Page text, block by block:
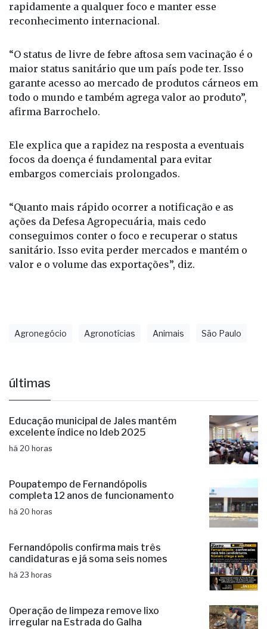
rapidamente a qualquer foco e manter esse
reconhecimento internacional.
“O status de livre de febre aftosa sem vacinação é o
maior status sanitário que um país pode ter. Isso
garante acesso ao mercado de produtos cárneos em
todo o mundo e também agrega valor ao produto”,
afirma Barrochelo.
Ele explica que a rapidez na resposta a eventuais
focos da doença é fundamental para evitar
embargos comerciais prolongados.
“Quanto mais rápido ocorrer a notificação e as
ações da Defesa Agropecuária, mais cedo
conseguimos conter o foco e recuperar o status
sanitário. Isso evita perder mercados e mantém o
valor e o volume das exportações”, diz.
Agronegócio Agronotícias Animais São Paulo
últimas
Educação municipal de Jales mantém
excelente índice no Ideb 2025
há 20 horas
Poupatempo de Fernandópolis
completa 12 anos de funcionamento
há 20 horas
Fernandópolis confirma mais três
candidaturas e já soma seis nomes
há 23 horas
Operação de limpeza remove lixo
irregular na Estrada do Galha